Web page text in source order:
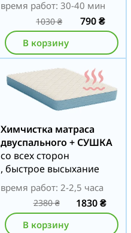
время работ: 30-40 мин
1030₴ 790₴
В корзину
Химчистка матраса
двуспального + СУШКА
со всех сторон
, быстрое высыхание
время работ: 2-2,5 часа
2380₴ 1830₴
В корзину